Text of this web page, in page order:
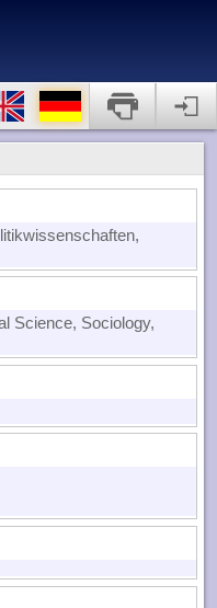
Science, Sociology,